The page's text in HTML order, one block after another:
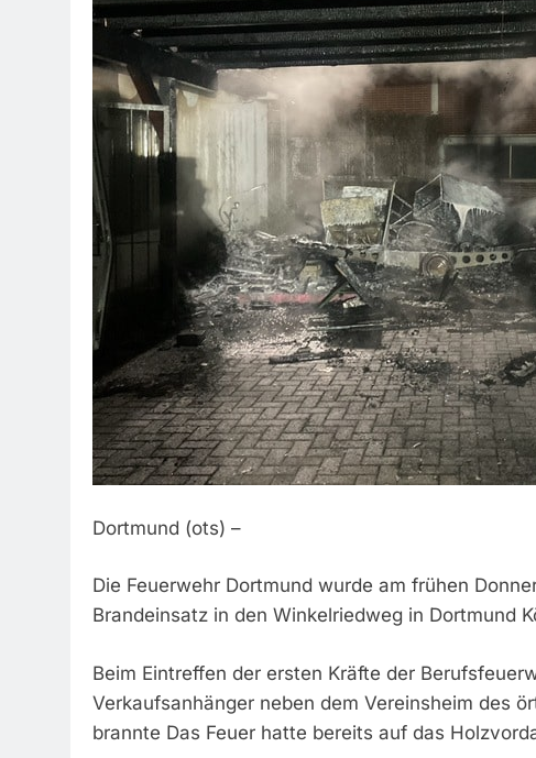
Dortmund (ots) –
Die Feuerwehr Dortmund wurde am frühen
Brandeinsatz in den Winkelriedweg in Dortmund
Beim Eintreffen der ersten Kräfte der
Verkaufsanhänger neben dem Vereinsheim des
brannte Das Feuer hatte bereits auf das